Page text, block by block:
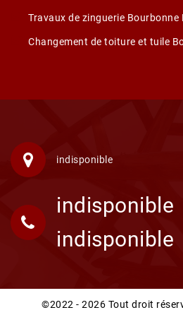
Travaux de zinguerie Bourbonne
Changement de toiture et tuile
indisponible
indisponible
indisponible
©2022 - 2026 Tout droit